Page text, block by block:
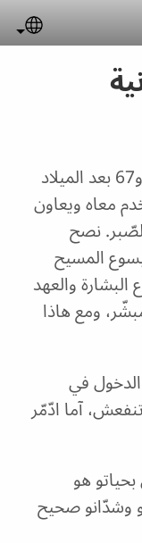
الرّسالة هاذي تكتبت ما بين عام 66 و67 بعد الميلاد
معاه ويعاون
نصح
المسيح
البشارة والعهد
ومع هاذا
في
آما ادّمّر
هو
وشدّانو صحيح